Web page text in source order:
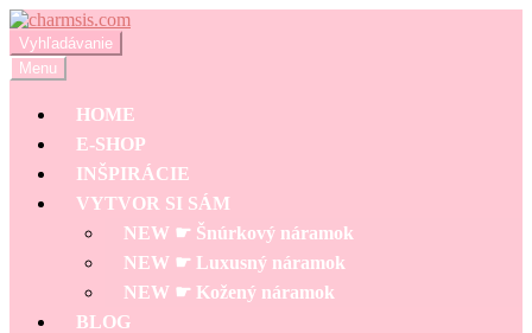
Preskočiť
na
navigáciu
Preskočiť
na
obsah
Hľadať:
Vyhľadávanie
Menu
HOME
E-SHOP
INŠPIRÁCIE
VYTVOR SI SÁM
NEW ☛ Šnúrkový náramok
NEW ☛ Luxusný náramok
NEW ☛ Kožený náramok
BLOG